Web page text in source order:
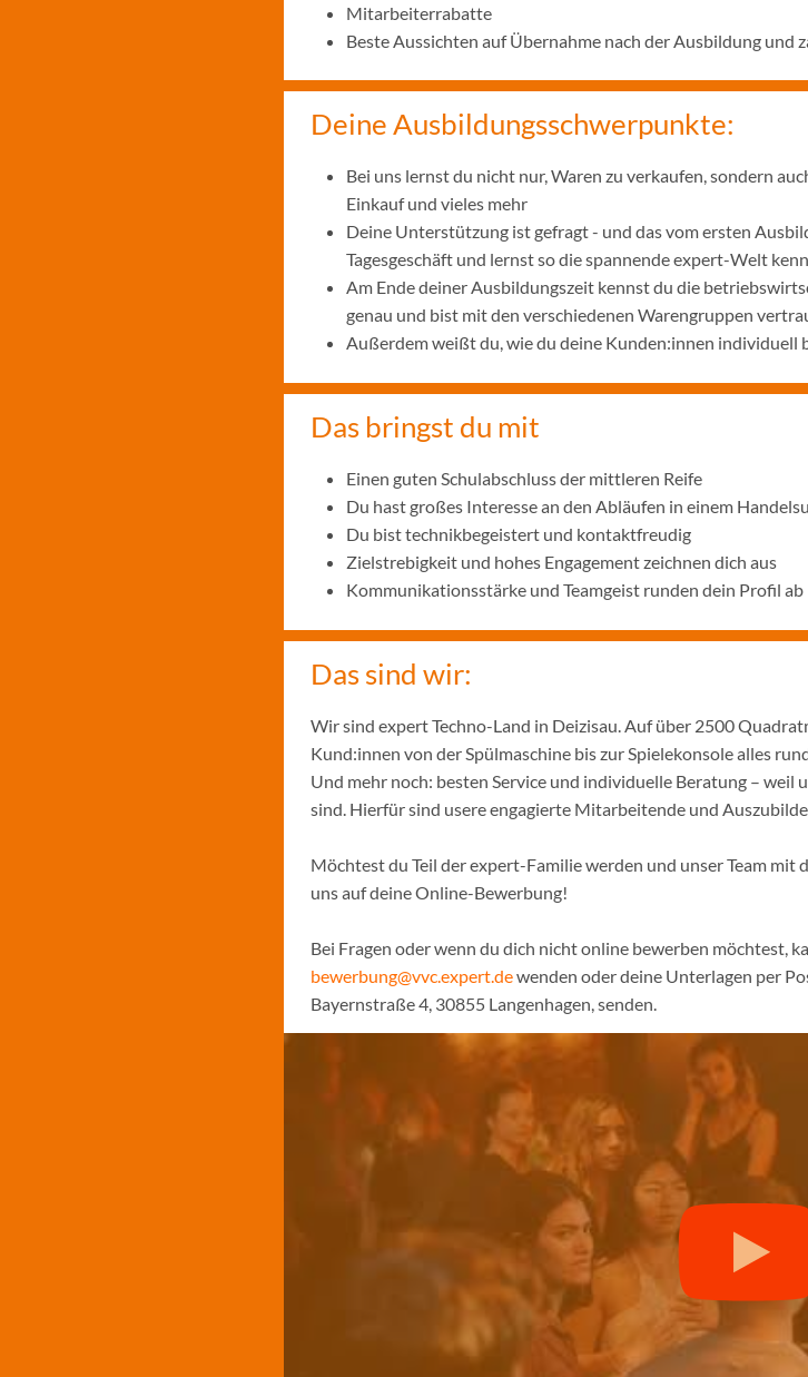
Mitarbeiterrabatte
Beste Aussichten auf Übernahme nach der Ausbildung und
Deine Ausbildungsschwerpunkte:
Bei uns lernst du nicht nur, Waren zu verkaufen, sondern
Einkauf und vieles mehr
Deine Unterstützung ist gefragt - und das vom ersten
Tagesgeschäft und lernst so die spannende expert-Welt
Am Ende deiner Ausbildungszeit kennst du die
genau und bist mit den verschiedenen Warengruppen
Außerdem weißt du, wie du deine Kunden:innen
Das bringst du mit
Einen guten Schulabschluss der mittleren Reife
Du hast großes Interesse an den Abläufen in einem
Du bist technikbegeistert und kontaktfreudig
Zielstrebigkeit und hohes Engagement zeichnen dich aus
Kommunikationsstärke und Teamgeist runden dein Profil ab
Das sind wir:
Wir sind expert Techno-Land in Deizisau. Auf über 2500
Kund:innen von der Spülmaschine bis zur Spielekonsole alles
Und mehr noch: besten Service und individuelle Beratung – weil
sind. Hierfür sind usere engagierte Mitarbeitende und
Möchtest du Teil der expert-Familie werden und unser Team
uns auf deine Online-Bewerbung!
Bei Fragen oder wenn du dich nicht online bewerben möchtest,
bewerbung@vvc.expert.dewenden oder deine Unterlagen per
Bayernstraße 4, 30855 Langenhagen, senden.